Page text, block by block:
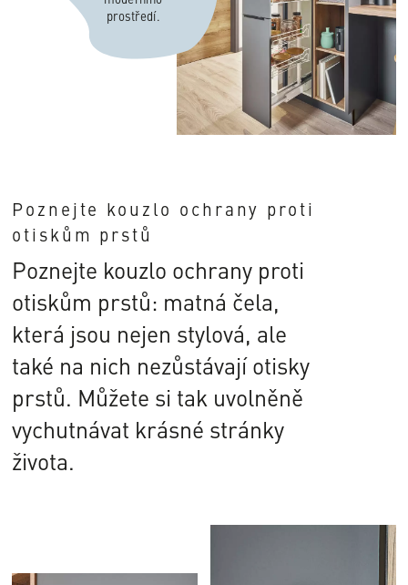
prostředí.
Poznejte kouzlo ochrany proti
otiskům prstů
Poznejte kouzlo ochrany proti
otiskům prstů: matná čela,
která jsou nejen stylová, ale
také na nich nezůstávají otisky
prstů. Můžete si tak uvolněně
vychutnávat krásné stránky
života.